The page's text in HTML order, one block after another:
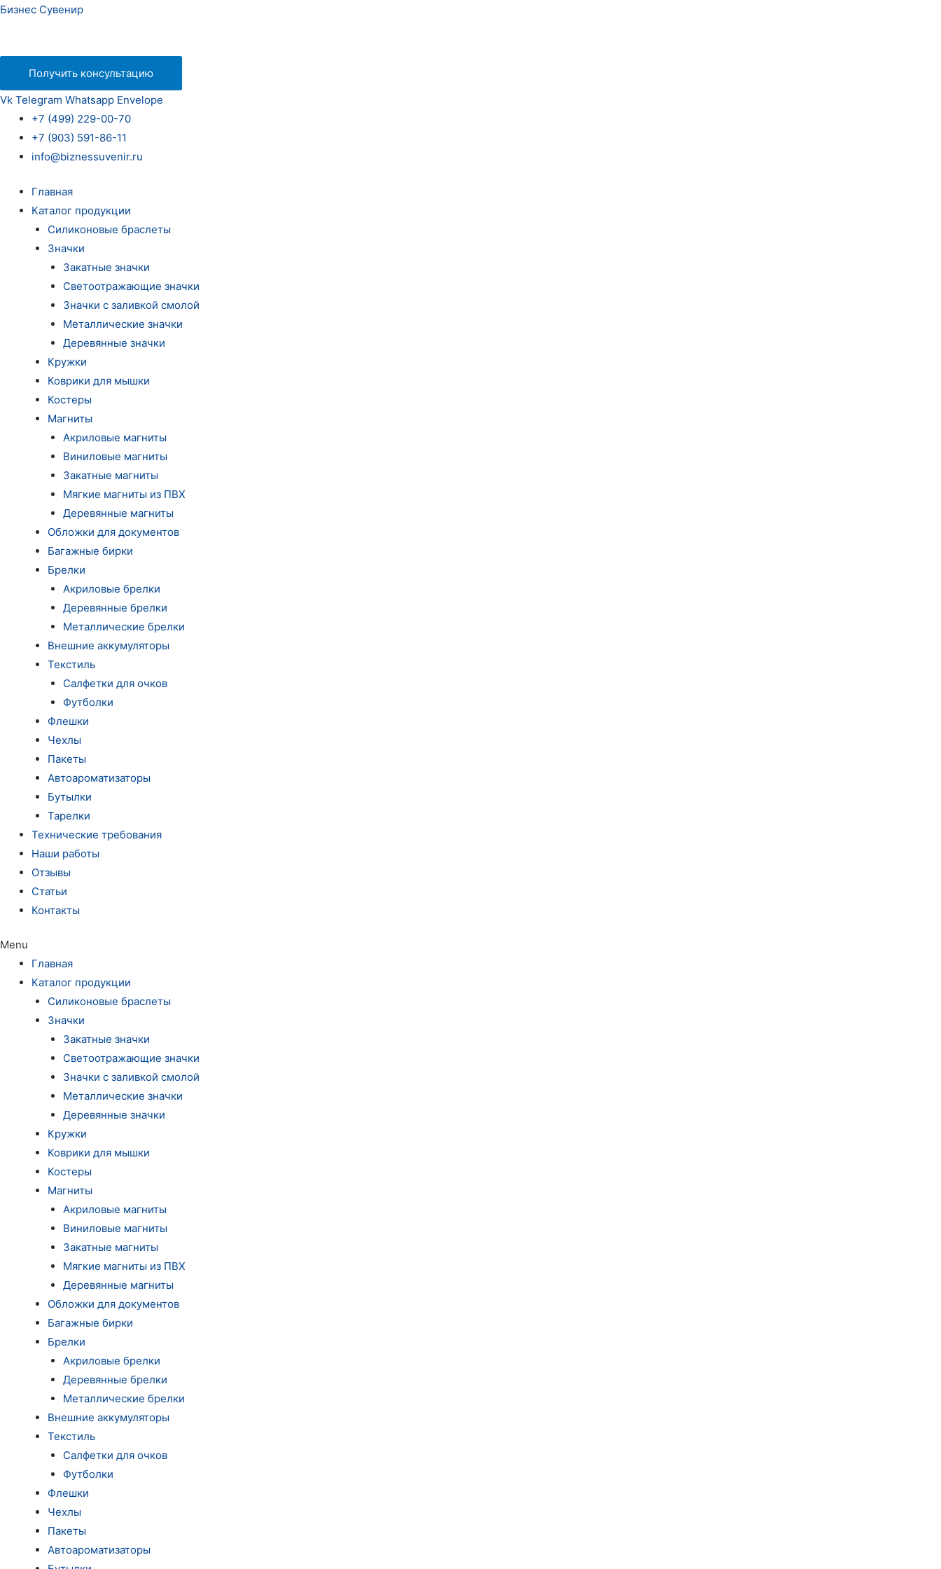
Бизнес Сувенир
Получить консультацию
Vk Telegram Whatsapp Envelope
+7 (499) 229-00-70
+7 (903) 591-86-11
info@biznessuvenir.ru
Главная
Каталог продукции
Силиконовые браслеты
Значки
Закатные значки
Светоотражающие значки
Значки с заливкой смолой
Металлические значки
Деревянные значки
Кружки
Коврики для мышки
Костеры
Магниты
Акриловые магниты
Виниловые магниты
Закатные магниты
Мягкие магниты из ПВХ
Деревянные магниты
Обложки для документов
Багажные бирки
Брелки
Акриловые брелки
Деревянные брелки
Металлические брелки
Внешние аккумуляторы
Текстиль
Салфетки для очков
Футболки
Флешки
Чехлы
Пакеты
Автоароматизаторы
Бутылки
Тарелки
Технические требования
Наши работы
Отзывы
Статьи
Контакты
Menu
Главная
Каталог продукции
Силиконовые браслеты
Значки
Закатные значки
Светоотражающие значки
Значки с заливкой смолой
Металлические значки
Деревянные значки
Кружки
Коврики для мышки
Костеры
Магниты
Акриловые магниты
Виниловые магниты
Закатные магниты
Мягкие магниты из ПВХ
Деревянные магниты
Обложки для документов
Багажные бирки
Брелки
Акриловые брелки
Деревянные брелки
Металлические брелки
Внешние аккумуляторы
Текстиль
Салфетки для очков
Футболки
Флешки
Чехлы
Пакеты
Автоароматизаторы